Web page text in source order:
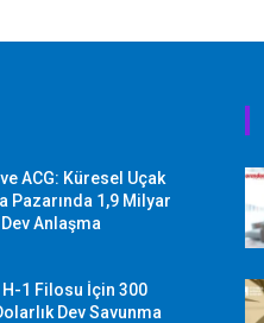
ve ACG: Küresel Uçak
Pazarında 1,9 Milyar
Anlaşma
H-1 Filosu İçin 300
Dev Savunma